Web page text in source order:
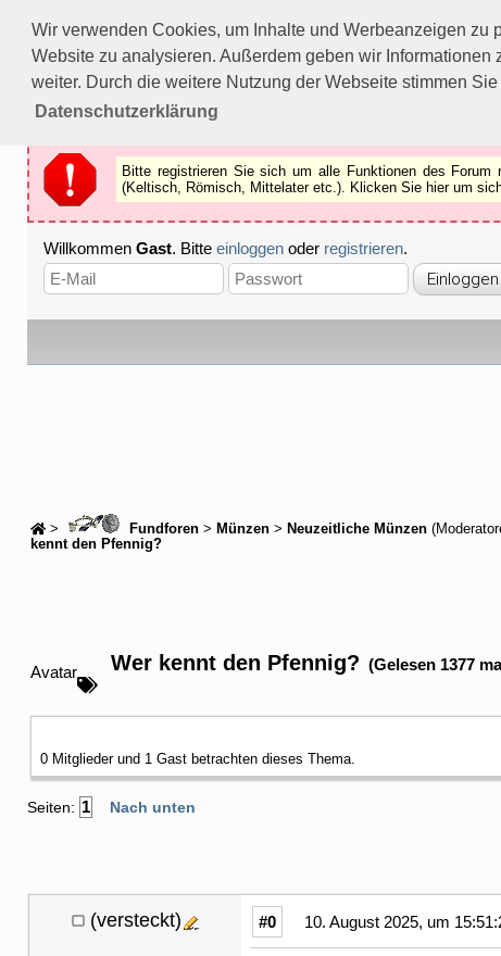
Wir verwenden Cookies, um Inhalte und Werbeanzeigen
Website zu analysieren. Außerdem geben wir
weiter. Durch die weitere Nutzung der Webseite stimmen
Datenschutzerklärung
Bitte registrieren Sie sich um alle Funktionen des Forums
Als Gast können Sie z.B.keine Bilderbetrachten.
Registrieren
Schliessen
Bitte registrieren Sie sich um alle Funktionen des
(Keltisch, Römisch, Mittelater etc.). Klicken Sie hier um
Willkommen Gast. Bitte einloggen oder registrieren.
> Fundforen > Münzen > Neuzeitliche Münzen
kennt den Pfennig?
Avatar Wer kennt den Pfennig? (Gelesen 1377
0 Mitglieder und 1 Gast betrachten dieses Thema.
Seiten: 1 Nach unten
(versteckt) #0 10. August 2025, um